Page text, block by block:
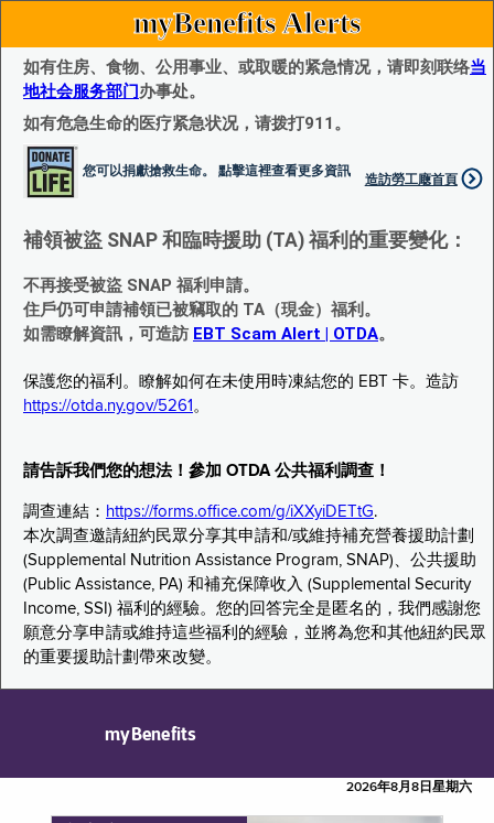
myBenefits Alerts
如有住房、食物、公用事业、或取暖的紧急情况，请即刻联络当
地社会服务部门办事处。
如有危急生命的医疗紧急状况，请拨打911。
您可以捐獻搶救生命。 點擊這裡查看更多資訊
造訪勞工廰首頁
補領被盜 SNAP 和臨時援助 (TA) 福利的重要變化：
不再接受被盜 SNAP 福利申請。
住戶仍可申請補領已被竊取的 TA（現金）福利。
如需瞭解資訊，可造訪 EBT Scam Alert | OTDA。
保護您的福利。瞭解如何在未使用時凍結您的 EBT 卡。造訪
https://otda.ny.gov/5261 。
請告訴我們您的想法！參加 OTDA 公共福利調查！
調查連結： https://forms.office.com/g/iXXyiDETtG.
本次調查邀請紐約民眾分享其申請和/或維持補充營養援助計劃
(Supplemental Nutrition Assistance Program, SNAP)、公共援助
(Public Assistance, PA) 和補充保障收入 (Supplemental Security
Income, SSI) 福利的經驗。您的回答完全是匿名的，我們感謝您
願意分享申請或維持這些福利的經驗，並將為您和其他紐約民眾
的重要援助計劃帶來改變。
myBenefits
2026年8月8日星期六